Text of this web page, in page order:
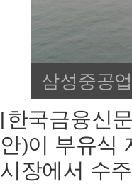
삼성중공
[한국금융신
안)이 부유식
시장에서 수